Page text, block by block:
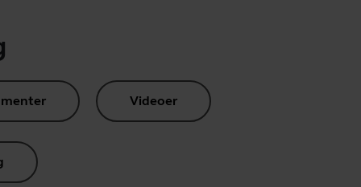
Videoer